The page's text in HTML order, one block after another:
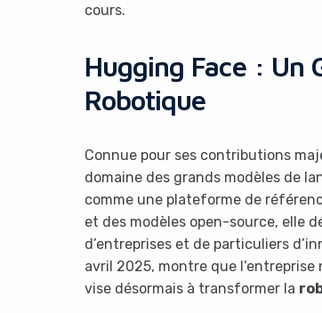
cours.
Hugging Face : Un
Robotique
Connue pour ses contributions
domaine des grands modèles de
comme une plateforme de
et des modèles open-source, elle
d’entreprises et de particuliers
avril 2025, montre que
vise désormais à transformer la